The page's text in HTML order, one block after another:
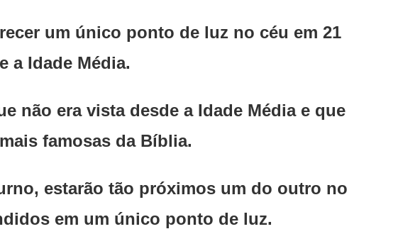
um único ponto de luz no céu em 21
a Idade Média.
não era vista desde a Idade Média e que
famosas da Bíblia.
estarão tão próximos um do outro no
em um único ponto de luz.